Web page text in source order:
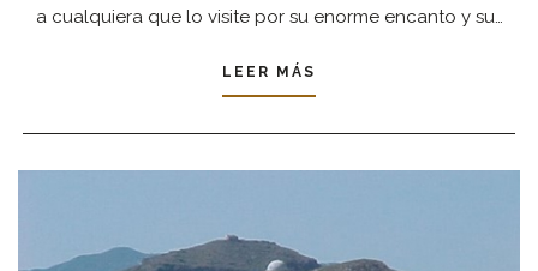
a cualquiera que lo visite por su enorme encanto y su…
LEER MÁS